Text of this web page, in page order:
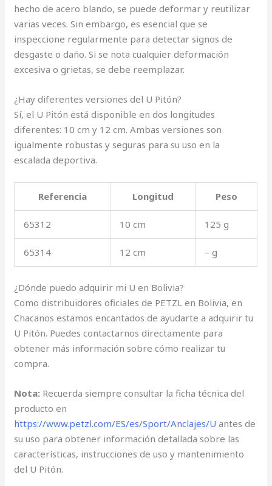
hecho de acero blando, se puede deformar y reutilizar
varias veces. Sin embargo, es esencial que se
inspeccione regularmente para detectar signos de
desgaste o daño. Si se nota cualquier deformación
excesiva o grietas, se debe reemplazar.
¿Hay diferentes versiones del U Pitón?
Sí, el U Pitón está disponible en dos longitudes
diferentes: 10 cm y 12 cm. Ambas versiones son
igualmente robustas y seguras para su uso en la
escalada deportiva.
Referencia Longitud Peso
65312 10 cm 125 g
65314 12 cm – g
¿Dónde puedo adquirir mi U en Bolivia?
Como distribuidores oficiales de PETZL en Bolivia, en
Chacanos estamos encantados de ayudarte a adquirir tu
U Pitón. Puedes contactarnos directamente para
obtener más información sobre cómo realizar tu
compra.
Nota: Recuerda siempre consultar la ficha técnica del
producto en
https://www.petzl.com/ES/es/Sport/Anclajes/U antes de
su uso para obtener información detallada sobre las
características, instrucciones de uso y mantenimiento
del U Pitón.